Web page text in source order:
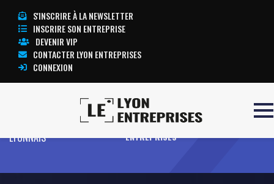
S'INSCRIRE À LA NEWSLETTER
INSCRIRE SON ENTREPRISE
DEVENIR VIP
CONTACTER LYON ENTREPRISES
CONNEXION
AMENAGEMENT
LYONNAIS
TOUTE L’ACTUALITÉ LYON
ENTREPRISES